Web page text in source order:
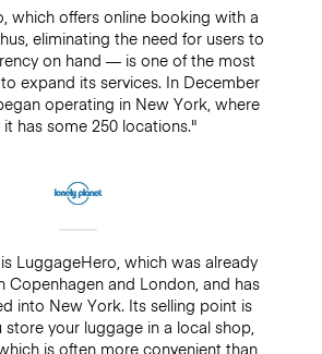
which offers online booking with a
eliminating the need for users to
on hand — is one of the most
expand its services. In December
operating in New York, where
has some 250 locations."
LuggageHero, which was already
Copenhagen and London, and has
into New York. Its selling point is
your luggage in a local shop,
is often more convenient than